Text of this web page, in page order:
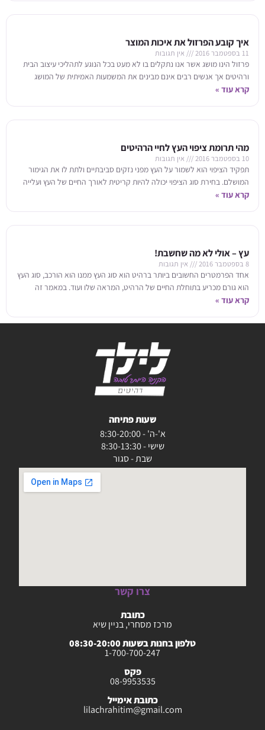
איך קובע הפרזול את איכות המוצר
11 בספטמבר 2016 אין תגובות
פרזול הינו מושג אשר אנו נתקלים בו לא מעט בכל הנוגע לתהליכי עיצוב הבית
ורהיטים אך אנשים רבים אינם מבינים את המשמעות האמיתית של המושג
קרא עוד »
מהי תרומת ציפוי העץ לחיי הרהיטים
10 בספטמבר 2016 אין תגובות
תפקיד הציפוי הוא לשמור על העץ מפני נזקים סביבתיים ולתת לו את הגימור
המושלם. בחירת סוג הציפוי יכולה להיות קריטית לאורך החיים של העץ ועלייה
קרא עוד »
עץ – אולי לא מה שחשבת!
8 בספטמבר 2016 אין תגובות
אחד הפרמטרים החשובים ביותר ברהיט הוא סוג העץ ממנו הוא הורכב, סוג העץ
הוא גורם מכריע בתוחלת החיים של הרהיט, המראה שלו ועוד. במאמר זה
קרא עוד »
שעות פתיחה
א'-ה' - 8:30-20:00
שישי - 8:30-13:30
שבת - סגור
צרו קשר
כתובת
מרכז מסחרי, בניין שיא
טלפון בחנות בשעות 08:30-20:00
1-700-700-247
פקס
08-9953535
כתובת אימייל
lilachrahitim@gmail.com